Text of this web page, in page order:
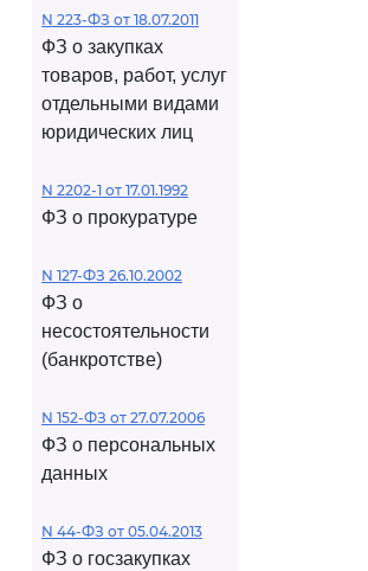
N 223-ФЗ от 18.07.2011
ФЗ о закупках
товаров, работ, услуг
отдельными видами
юридических лиц
N 2202-1 от 17.01.1992
ФЗ о прокуратуре
N 127-ФЗ 26.10.2002
ФЗ о
несостоятельности
(банкротстве)
N 152-ФЗ от 27.07.2006
ФЗ о персональных
данных
N 44-ФЗ от 05.04.2013
ФЗ о госзакупках